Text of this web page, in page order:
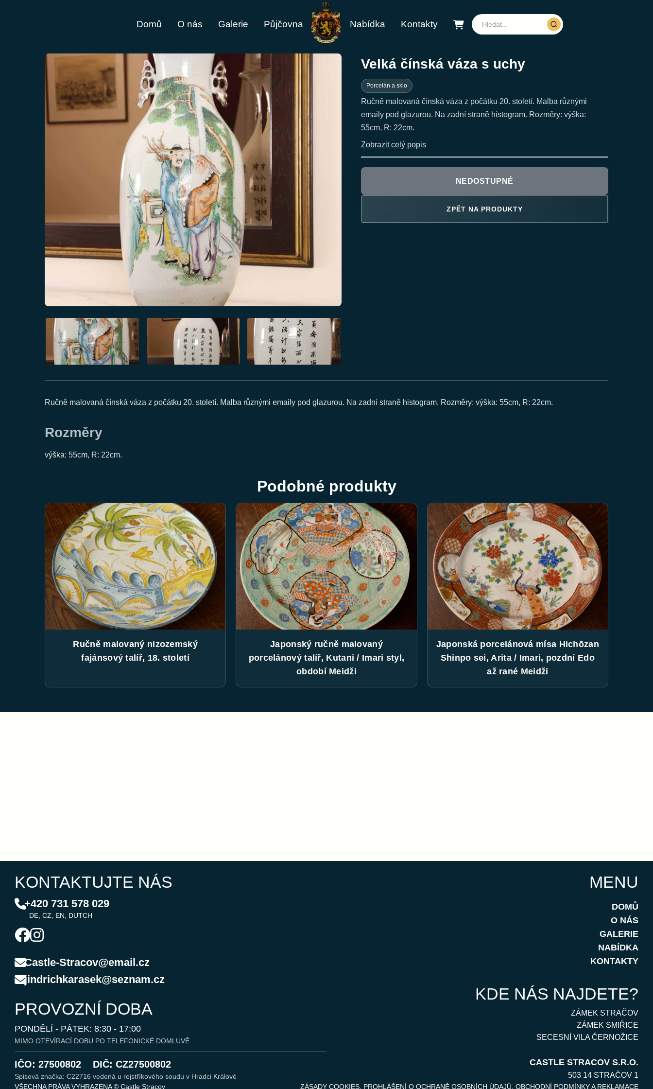
Domů O nás Galerie Půjčovna Nabídka Kontakty
Velká čínská váza s uchy
Porcelán a sklo
Ručně malovaná čínská váza z počátku 20. století. Malba různými
emaily pod glazurou. Na zadní straně histogram. Rozměry: výška:
55cm, R: 22cm.
Zobrazit celý popis
NEDOSTUPNÉ
ZPĚT NA PRODUKTY
Ručně malovaná čínská váza z počátku 20. století. Malba různými emaily pod glazurou. Na zadní straně histogram. Rozměry: výška: 55cm, R: 22cm.
Rozměry
výška: 55cm, R: 22cm.
Podobné produkty
Ručně malovaný nizozemský
fajánsový talíř, 18. století
Japonský ručně malovaný
porcelánový talíř, Kutani / Imari styl,
období Meidži
Japonská porcelánová mísa Hichōzan
Shinpo sei, Arita / Imari, pozdní Edo
až rané Meidži
KONTAKTUJTE NÁS
+420 731 578 029
DE, CZ, EN, DUTCH
Castle-Stracov@email.cz
jindrichkarasek@seznam.cz
PROVOZNÍ DOBA
PONDĚLÍ - PÁTEK: 8:30 - 17:00
MIMO OTEVÍRACÍ DOBU PO TELEFONICKÉ DOMLUVĚ
IČO: 27500802 DIČ: CZ27500802
Spisová značka: C22716 vedená u rejstříkového soudu v Hradci Králové
MENU
DOMŮ
O NÁS
GALERIE
NABÍDKA
KONTAKTY
KDE NÁS NAJDETE?
ZÁMEK STRAČOV
ZÁMEK SMIŘICE
SECESNÍ VILA ČERNOŽICE
CASTLE STRACOV S.R.O.
503 14 STRAČOV 1
VŠECHNA PRÁVA VYHRAZENA © Castle Stracov ZÁSADY COOKIES PROHLÁŠENÍ O OCHRANĚ OSOBNÍCH ÚDAJŮ OBCHODNÍ PODMÍNKY A REKLAMACE